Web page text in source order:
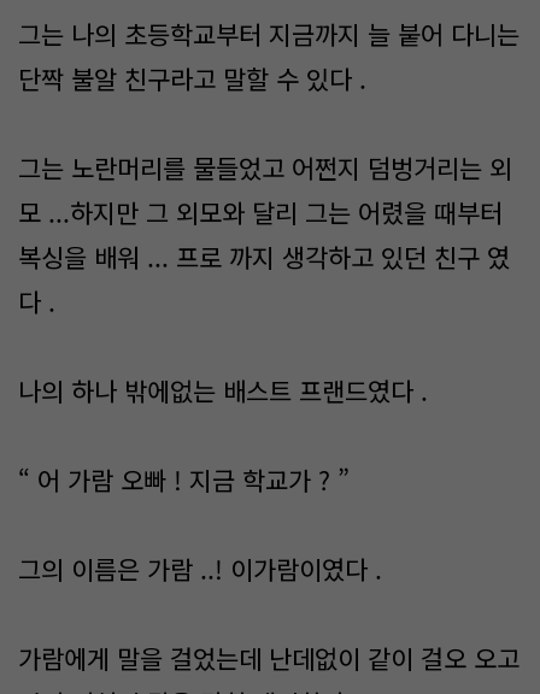
그는 나의 초등학교부터 지금까지 늘 붙어 다니는
단짝 불알 친구라고 말할 수 있다 .
그는 노란머리를 물들었고 어쩐지 덤벙거리는 외
모 ...하지만 그 외모와 달리 그는 어렸을 때부터
복싱을 배워 ... 프로 까지 생각하고 있던 친구 였
다 .
나의 하나 밖에없는 배스트 프랜드였다 .
“ 어 가람 오빠 ! 지금 학교가 ? ”
그의 이름은 가람 ..! 이가람이였다 .
가람에게 말을 걸었는데 난데없이 같이 걸오 오고